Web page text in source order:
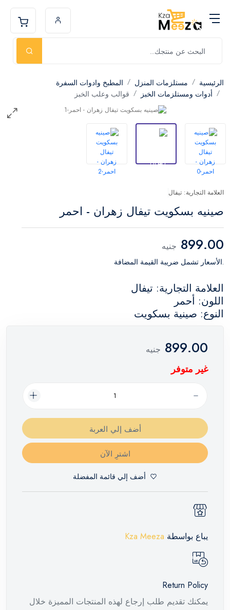
الرئيسية مستلزمات المنزل
المطبخ وادوات السفرة
أدوات ومستلزمات الخبز
قوالب وعلب الخبز
العلامة التجارية: تيفال
صينيه بسكويت تيفال زهران - احمر
899.00 جنيه
.الأسعار تشمل ضريبة القيمة المضافة
العلامة التجارية: تيفال
اللون: أحمر
النوع: صينية بسكويت
899.00 جنيه
غير متوفر
أضف إلي العربة
اشترِ الآن
أضف إلي قائمة المفضلة
يباع بواسطة Kza Meeza
Return Policy
يمكنك تقديم طلب إرجاع لهذه المنتجات المميزة خلال